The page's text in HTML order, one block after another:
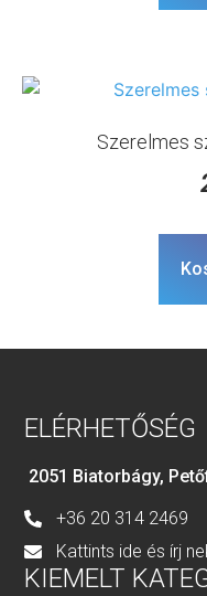
Szerelmes
ELÉRHETŐSÉG
2051 Biatorbágy,
+36 20 314 2469
Kattints ide és írj
KIEMELT